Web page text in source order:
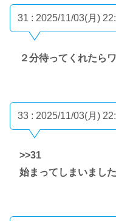
31 : 2025/11/03(月)
２分待ってくれたら
33 : 2025/11/03(月)
>>31
始まってしまいまし